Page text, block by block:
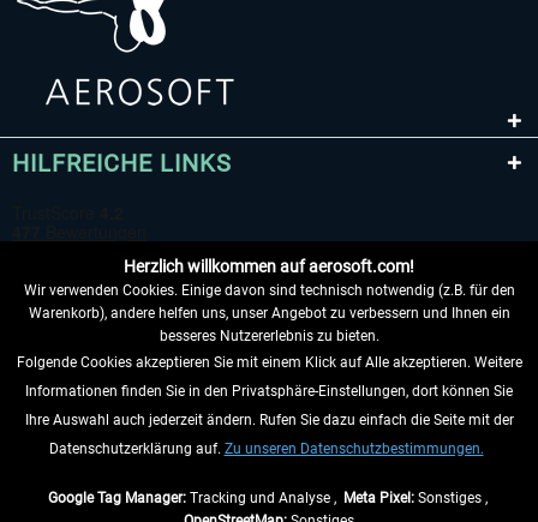
HILFREICHE LINKS
VERTRAG WIDERRUFEN
INFORMATIONEN
Herzlich willkommen auf aerosoft.com!
Wir verwenden Cookies. Einige davon sind technisch notwendig (z.B. für den
Warenkorb), andere helfen uns, unser Angebot zu verbessern und Ihnen ein
besseres Nutzererlebnis zu bieten.
Folgende Cookies akzeptieren Sie mit einem Klick auf Alle akzeptieren. Weitere
Informationen finden Sie in den Privatsphäre-Einstellungen, dort können Sie
Ihre Auswahl auch jederzeit ändern. Rufen Sie dazu einfach die Seite mit der
Datenschutzerklärung auf. Zu unseren Datenschutzbestimmungen.
Google Tag Manager:Tracking und Analyse , Meta Pixel:Sonstiges ,